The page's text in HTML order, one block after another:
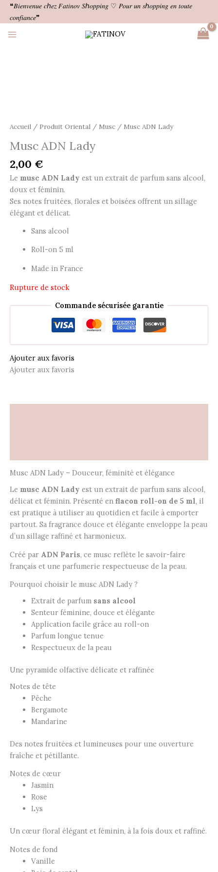
Aller❝𝐵𝑖𝑒𝑛𝑣𝑒𝑛𝑢𝑒 𝑐ℎ𝑒𝑧 𝐹𝑎𝑡𝑖𝑛𝑜𝑣 𝑆ℎ𝑜𝑝𝑝𝑖𝑛𝑔 ♡ 𝑃𝑜𝑢𝑟 𝑢𝑛 𝑠ℎ𝑜𝑝𝑝𝑖𝑛𝑔 𝑒𝑛 𝑡𝑜𝑢𝑡𝑒
𝑐𝑜𝑛𝑓𝑖𝑎𝑛𝑐𝑒❞
Accueil / Produit Oriental / Musc / Musc ADN Lady
Musc ADN Lady
2,00 €
Le musc ADN Lady est un extrait de parfum sans alcool,
doux et féminin.
Ses notes fruitées, florales et boisées offrent un sillage
élégant et délicat.
Sans alcool
Roll-on 5 ml
Made in France
Rupture de stock
Commande sécurisée garantie
Ajouter aux favoris
Ajouter aux favoris
Musc ADN Lady – Douceur, féminité et élégance
Le musc ADN Lady est un extrait de parfum sans alcool,
délicat et féminin. Présenté en flacon roll-on de 5 ml, il
est pratique à utiliser au quotidien et facile à emporter
partout. Sa fragrance douce et élégante enveloppe la peau
d’un sillage raffiné et harmonieux.
Créé par ADN Paris, ce musc reflète le savoir-faire
français et une parfumerie respectueuse de la peau.
Pourquoi choisir le musc ADN Lady ?
Extrait de parfum sans alcool
Senteur féminine, douce et élégante
Application facile grâce au roll-on
Parfum longue tenue
Respectueux de la peau
Une pyramide olfactive délicate et raffinée
Notes de tête
Pêche
Bergamote
Mandarine
Des notes fruitées et lumineuses pour une ouverture
fraîche et pétillante.
Notes de cœur
Jasmin
Rose
Lys
Un cœur floral élégant et féminin, à la fois doux et raffiné.
Notes de fond
Vanille